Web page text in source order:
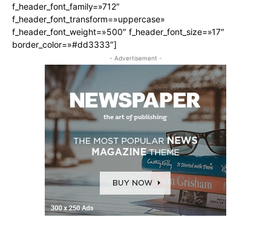
f_header_font_family=»712″
f_header_font_transform=»uppercase»
f_header_font_weight=»500″ f_header_font_size=»17″
border_color=»#dd3333″]
- Advertisement -